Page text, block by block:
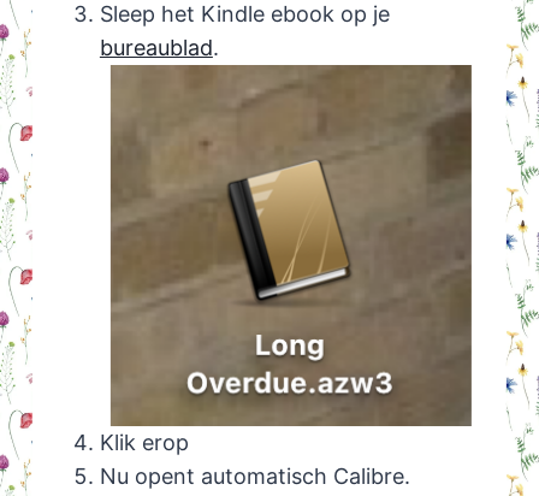
Sleep het Kindle ebook op je
bureaublad.
Klik erop
Nu opent automatisch Calibre.